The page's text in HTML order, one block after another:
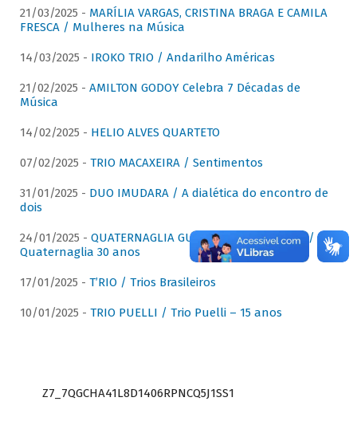
21/03/2025 - MARÍLIA VARGAS, CRISTINA BRAGA E CAMILA
FRESCA / Mulheres na Música
14/03/2025 - IROKO TRIO / Andarilho Américas
21/02/2025 - AMILTON GODOY Celebra 7 Décadas de
Música
14/02/2025 - HELIO ALVES QUARTETO
07/02/2025 - TRIO MACAXEIRA / Sentimentos
31/01/2025 - DUO IMUDARA / A dialética do encontro de
dois
24/01/2025 - QUATERNAGLIA GUITAR QUARTET (QGQ) /
Quaternaglia 30 anos
17/01/2025 - T’RIO / Trios Brasileiros
10/01/2025 - TRIO PUELLI / Trio Puelli – 15 anos
Z7_7QGCHA41L8D1406RPNCQ5J1SS1